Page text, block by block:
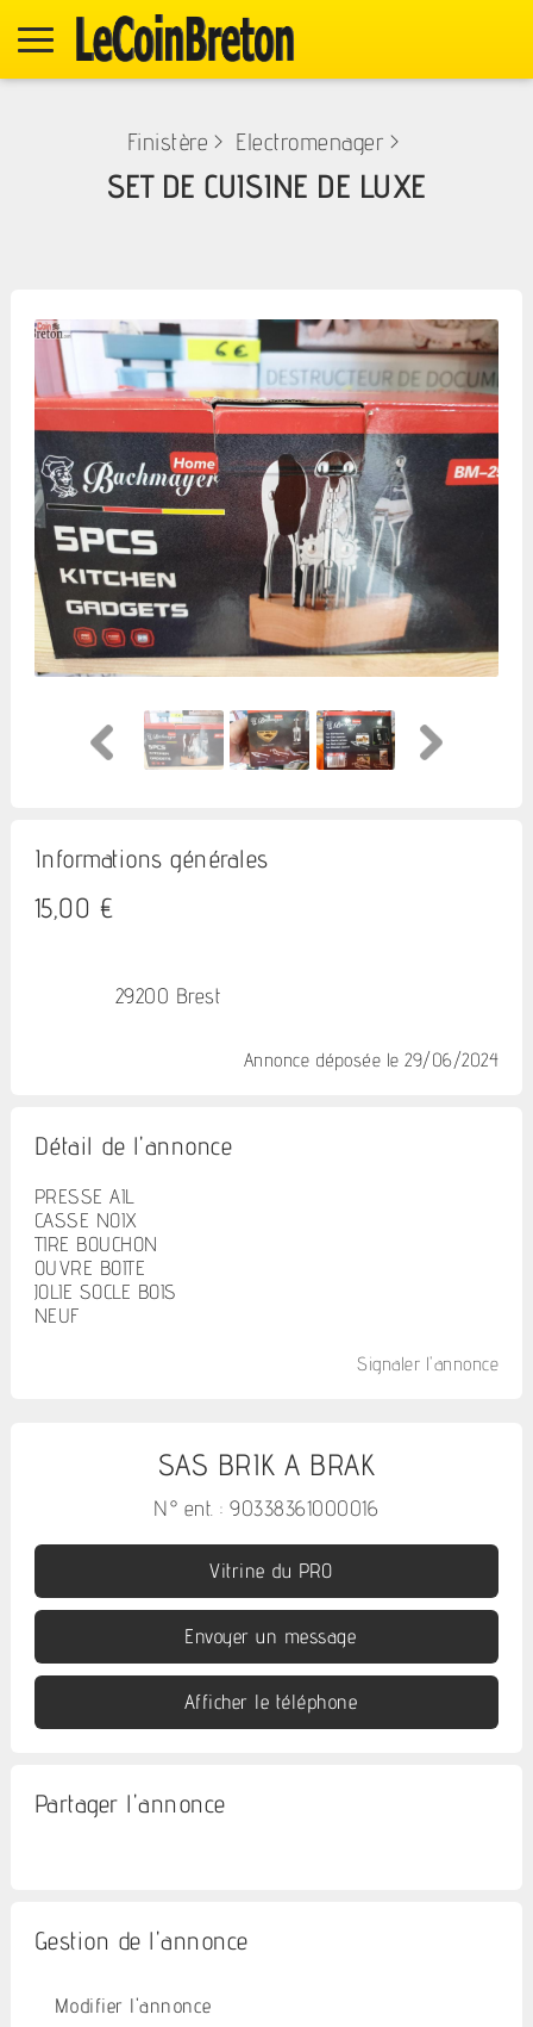
Finistère > Electromenager >
SET DE CUISINE DE LUXE
Informations générales
15,00 €
29200 Brest
Annonce déposée le 29/06/2024
Détail de l'annonce
PRESSE AIL
CASSE NOIX
TIRE BOUCHON
OUVRE BOITE
JOLIE SOCLE BOIS
NEUF
Signaler l'annonce
SAS BRIK A BRAK
N° ent. : 90338361000016
Vitrine du PRO
Envoyer un message
Afficher le téléphone
Partager l'annonce
Gestion de l'annonce
Modifier l'annonce